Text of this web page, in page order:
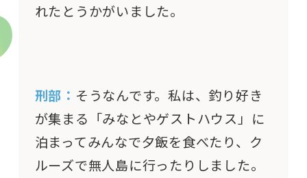
れたとうかがいました。
刑部： そうなんです。私は、釣り好き
が集まる「みなとやゲストハウス」に
泊まってみんなで夕飯を食べたり、ク
ルーズで無人島に行ったりしました。